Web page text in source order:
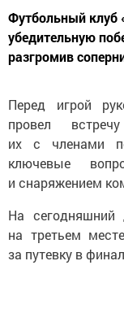
Футбольный клуб
убедительную
разгромив
Перед игрой
провел
их с членами
ключевые
и снаряжением
На сегодняшний
на третьем
за путевку в